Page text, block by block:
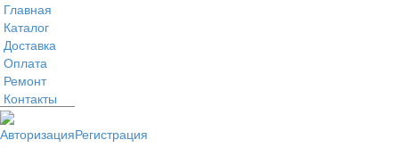
Главная
Каталог
Доставка
Оплата
Ремонт
Контакты
АвторизацияРегистрация